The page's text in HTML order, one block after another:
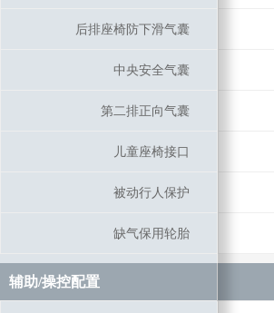
后排座椅防下滑气囊
中央安全气囊
第二排正向气囊
儿童座椅接口
被动行人保护
缺气保用轮胎
辅助/操控配置
后排座椅防下滑气囊
中央安全气囊
第二排正向气囊
儿童座椅接口
被动行人保护
缺气保用轮胎
辅助/操控配置